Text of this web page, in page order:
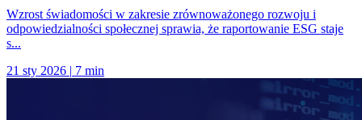
Wzrost świadomości w zakresie zrównoważonego rozwoju i
odpowiedzialności społecznej sprawia, że raportowanie ESG staje
s...
21 sty 2026 | 7 min